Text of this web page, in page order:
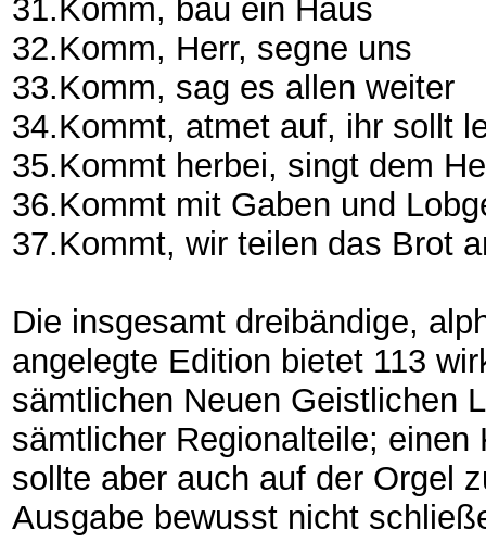
31.Komm, bau ein Haus
32.Komm, Herr, segne uns
33.Komm, sag es allen weiter
34.Kommt, atmet auf, ihr sollt
35.Kommt herbei, singt dem
36.Kommt mit Gaben und
37.Kommt, wir teilen das Brot
Die insgesamt dreibändige,
angelegte Edition bietet 113
sämtlichen Neuen Geistlichen
sämtlicher Regionalteile;
sollte aber auch auf der Orgel
Ausgabe bewusst nicht